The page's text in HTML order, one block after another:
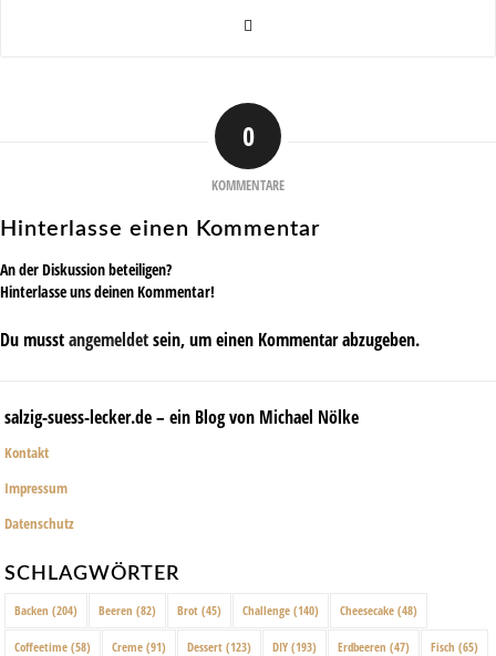
0
KOMMENTARE
Hinterlasse einen Kommentar
An der Diskussion beteiligen?
Hinterlasse uns deinen Kommentar!
Du musstangemeldetsein, um einen Kommentar abzugeben.
salzig-suess-lecker.de – ein Blog von Michael Nölke
Kontakt
Impressum
Datenschutz
SCHLAGWÖRTER
Backen (204) Beeren (82) Brot (45) Challenge (140) Cheesecake (48)
Coffeetime (58) Creme (91) Dessert (123) DIY (193) Erdbeeren (47) Fisch (65)